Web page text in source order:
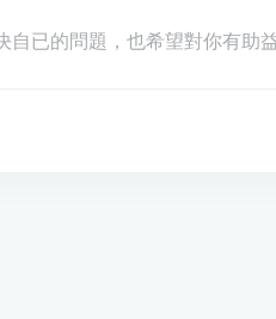
自已的問題，也希望對你有助益